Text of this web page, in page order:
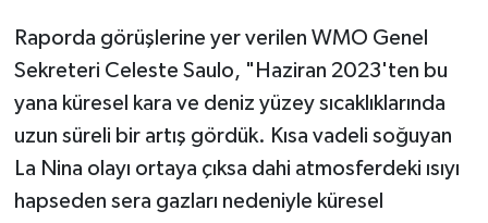
Raporda görüşlerine yer verilen WMO Genel
Sekreteri Celeste Saulo, "Haziran 2023'ten bu
yana küresel kara ve deniz yüzey sıcaklıklarında
uzun süreli bir artış gördük. Kısa vadeli soğuyan
La Nina olayı ortaya çıksa dahi atmosferdeki ısıyı
hapseden sera gazları nedeniyle küresel